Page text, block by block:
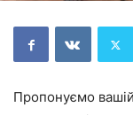
Пропонуємо